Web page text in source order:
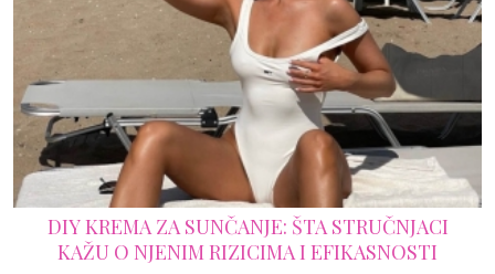
DIY KREMA ZA SUNČANJE: ŠTA STRUČNJACI
KAŽU O NJENIM RIZICIMA I EFIKASNOSTI